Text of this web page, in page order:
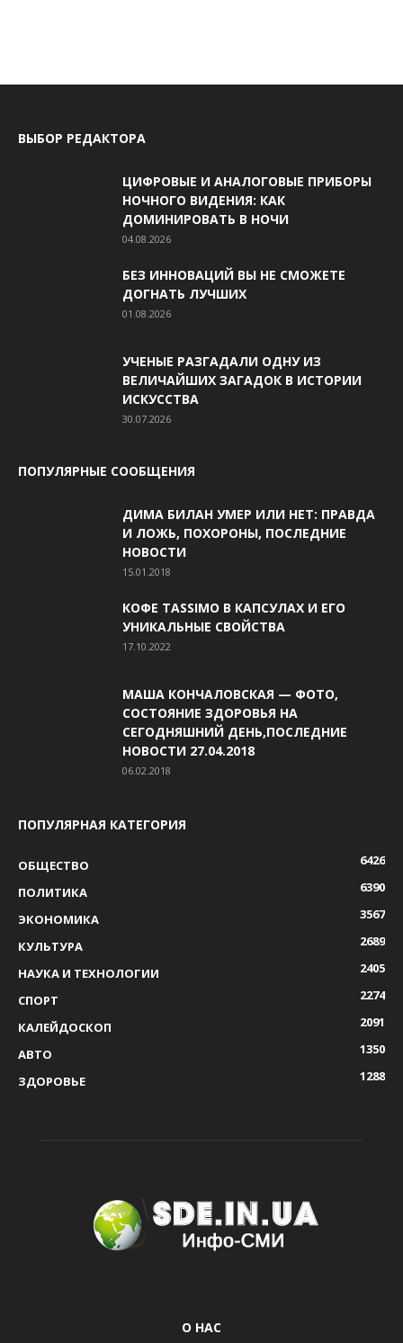
ВЫБОР РЕДАКТОРА
ЦИФРОВЫЕ И АНАЛОГОВЫЕ ПРИБОРЫ
НОЧНОГО ВИДЕНИЯ: КАК
ДОМИНИРОВАТЬ В НОЧИ
04.08.2026
БЕЗ ИННОВАЦИЙ ВЫ НЕ СМОЖЕТЕ
ДОГНАТЬ ЛУЧШИХ
01.08.2026
УЧЕНЫЕ РАЗГАДАЛИ ОДНУ ИЗ
ВЕЛИЧАЙШИХ ЗАГАДОК В ИСТОРИИ
ИСКУССТВА
30.07.2026
ПОПУЛЯРНЫЕ СООБЩЕНИЯ
ДИМА БИЛАН УМЕР ИЛИ НЕТ: ПРАВДА
И ЛОЖЬ, ПОХОРОНЫ, ПОСЛЕДНИЕ
НОВОСТИ
15.01.2018
КОФЕ TASSIMO В КАПСУЛАХ И ЕГО
УНИКАЛЬНЫЕ СВОЙСТВА
17.10.2022
МАША КОНЧАЛОВСКАЯ — ФОТО,
СОСТОЯНИЕ ЗДОРОВЬЯ НА
СЕГОДНЯШНИЙ ДЕНЬ,ПОСЛЕДНИЕ
НОВОСТИ 27.04.2018
06.02.2018
ПОПУЛЯРНАЯ КАТЕГОРИЯ
ОБЩЕСТВО
6426
ПОЛИТИКА
6390
ЭКОНОМИКА
3567
КУЛЬТУРА
2689
НАУКА И ТЕХНОЛОГИИ
2405
СПОРТ
2274
КАЛЕЙДОСКОП
2091
АВТО
1350
ЗДОРОВЬЕ
1288
О НАС